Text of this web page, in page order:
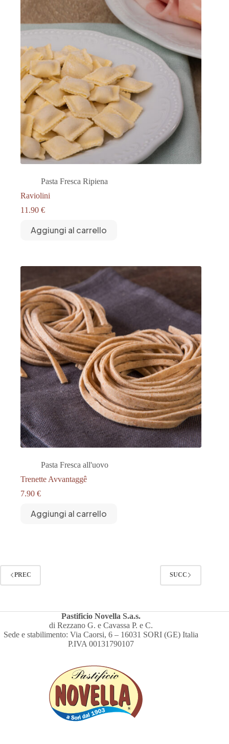
Pasta Fresca Ripiena
Raviolini
11.90 €
Aggiungi al carrello
Pasta Fresca all'uovo
Trenette Avvantaggê
7.90 €
Aggiungi al carrello
PREC SUCC
Pastificio Novella S.a.s.
di Rezzano G. e Cavassa P. e C.
Sede e stabilimento: Via Caorsi, 6 – 16031 SORI (GE) Italia
P.IVA 00131790107